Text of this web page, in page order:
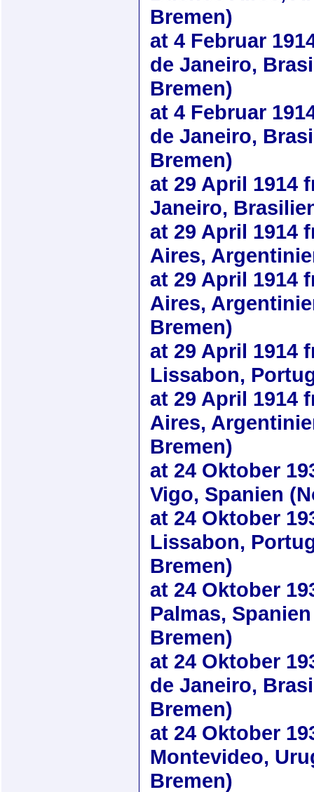
Bremen)
at 4 Februar
de Janeiro,
Bremen)
at 4 Februar
de Janeiro,
Bremen)
at 29 April 1914
Janeiro,
at 29 April 1914
Aires,
at 29 April 1914
Aires,
Bremen)
at 29 April 1914
Lissabon,
at 29 April 1914
Aires,
Bremen)
at 24 Oktober
Vigo, Spanien
at 24 Oktober
Lissabon,
Bremen)
at 24 Oktober
Palmas,
Bremen)
at 24 Oktober
de Janeiro,
Bremen)
at 24 Oktober
Montevideo,
Bremen)